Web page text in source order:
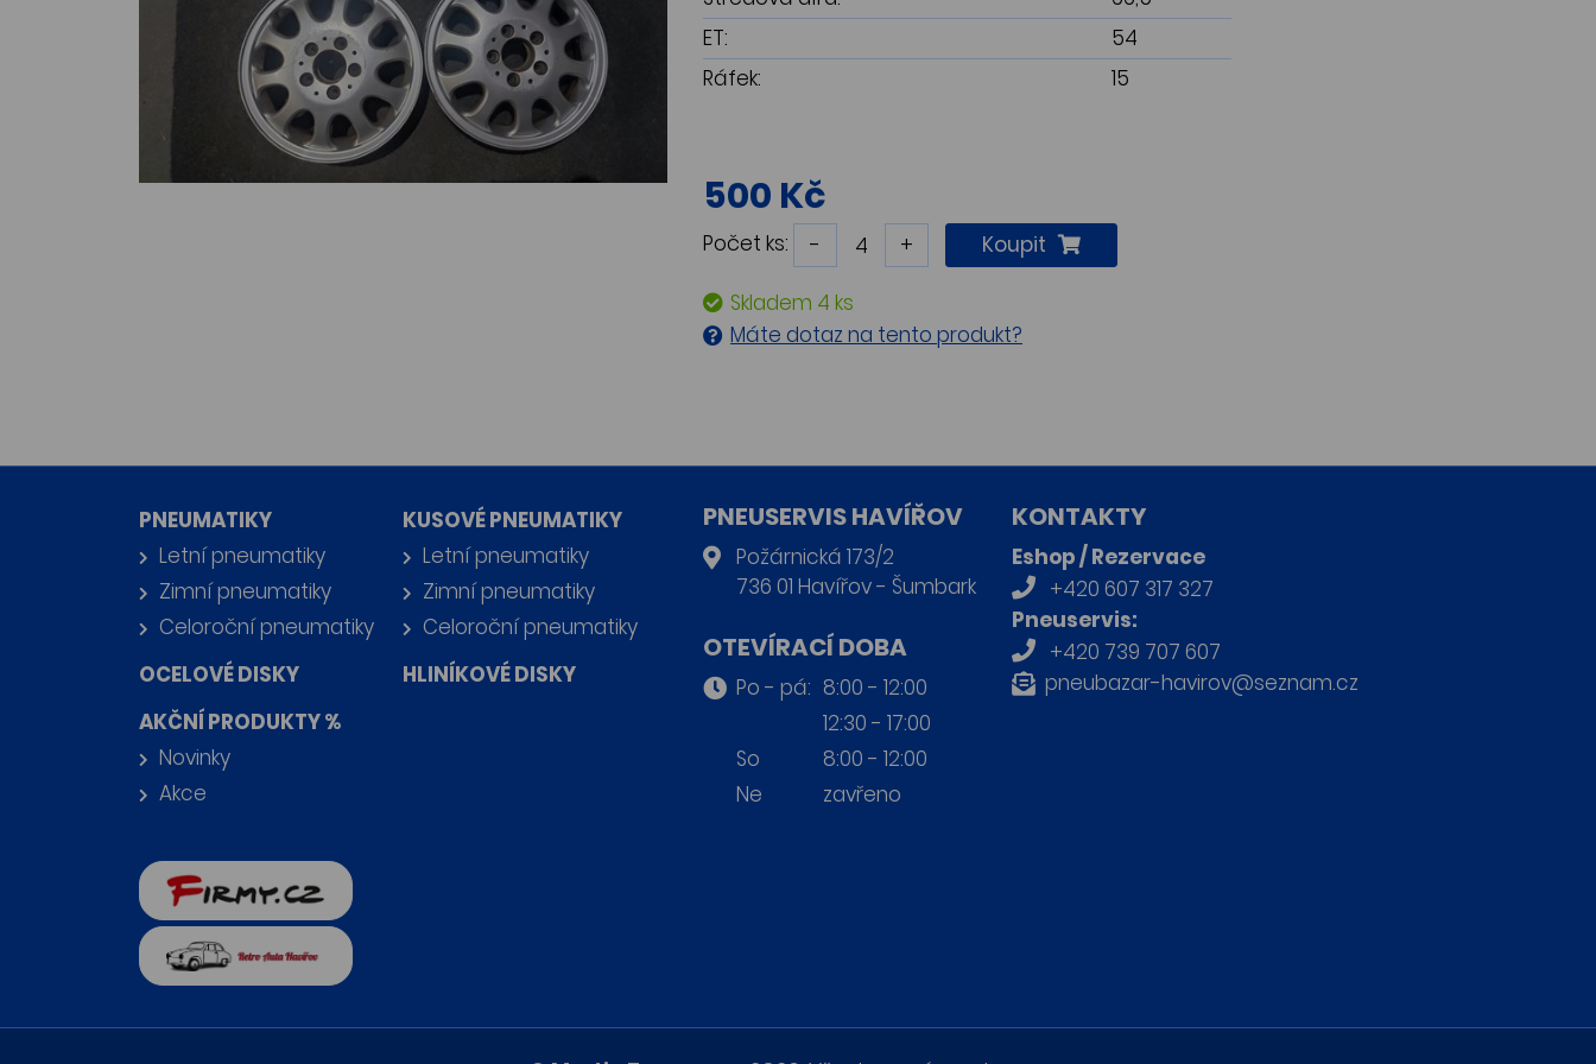
ET:
54
Ráfek:
15
500 Kč
Počet ks: - + Koupit
Skladem 4 ks
Máte dotaz na tento produkt?
PNEUMATIKY
Letní pneumatiky
Zimní pneumatiky
Celoroční pneumatiky
KUSOVÉ PNEUMATIKY
Letní pneumatiky
Zimní pneumatiky
Celoroční pneumatiky
OCELOVÉ DISKY
HLINÍKOVÉ DISKY
AKČNÍ PRODUKTY %
Novinky
Akce
PNEUSERVIS HAVÍŘOV
Požárnická 173/2
736 01 Havířov - Šumbark
OTEVÍRACÍ DOBA
Po - pá: 8:00 - 12:00
12:30 - 17:00
So
8:00 - 12:00
Ne
zavřeno
KONTAKTY
Eshop / Rezervace
+420 607 317 327
Pneuservis:
+420 739 707 607
pneubazar-havirov@seznam.cz
firmy.cz
Retro auta Havířov